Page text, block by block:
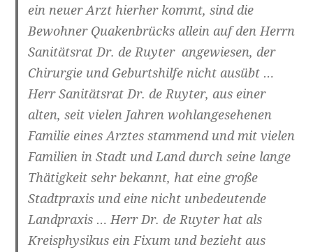
ein neuer Arzt hierher kommt, sind die
Bewohner Quakenbrücks allein auf den Herrn
Sanitätsrat Dr. de Ruyter angewiesen, der
Chirurgie und Geburtshilfe nicht ausübt …
Herr Sanitätsrat Dr. de Ruyter, aus einer
alten, seit vielen Jahren wohlangesehenen
Familie eines Arztes stammend und mit vielen
Familien in Stadt und Land durch seine lange
Thätigkeit sehr bekannt, hat eine große
Stadtpraxis und eine nicht unbedeutende
Landpraxis … Herr Dr. de Ruyter hat als
Kreisphysikus ein Fixum und bezieht aus